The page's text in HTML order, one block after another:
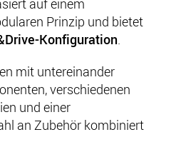
auf einem
Prinzip und bietet
Konfiguration.
mit untereinander
verschiedenen
und einer
an Zubehör kombiniert